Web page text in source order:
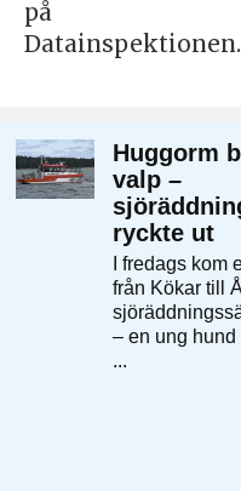
på
Datainspektionen.